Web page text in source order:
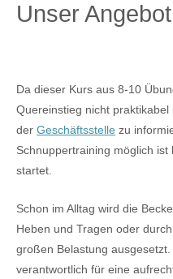
Unser Angebot
Da dieser Kurs aus 8-10
Quereinstieg nicht
der Geschäftsstelle zu
Schnuppertraining möglich
startet.
Schon im Alltag wird die
Heben und Tragen oder
großen Belastung ausgesetzt.
verantwortlich für eine